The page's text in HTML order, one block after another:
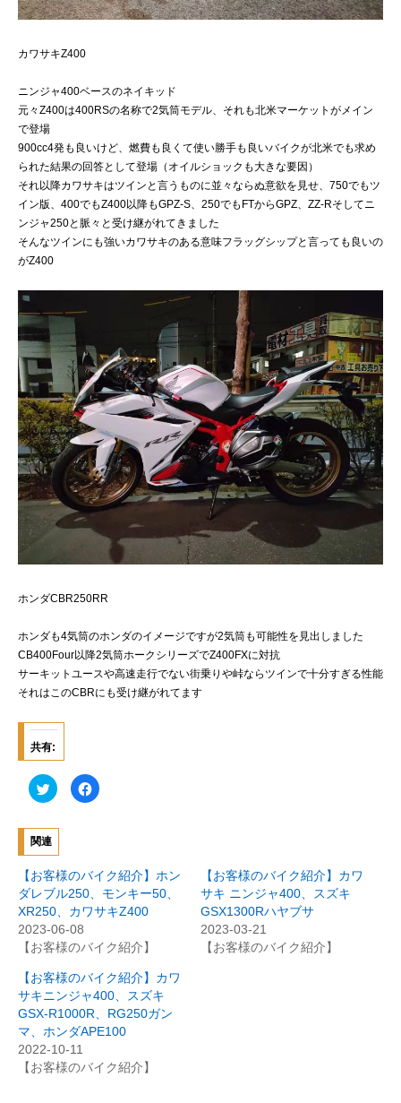
カワサキZ400
ニンジャ400ベースのネイキッド
元々Z400は400RSの名称で2気筒モデル、それも北米マーケットがメイン
で登場
900cc4発も良いけど、燃費も良くて使い勝手も良いバイクが北米でも求め
られた結果の回答として登場（オイルショックも大きな要因）
それ以降カワサキはツインと言うものに並々ならぬ意欲を見せ、750でもツ
イン版、400でもZ400以降もGPZ-S、250でもFTからGPZ、ZZ-Rそしてニ
ンジャ250と脈々と受け継がれてきました
そんなツインにも強いカワサキのある意味フラッグシップと言っても良いの
がZ400
ホンダCBR250RR
ホンダも4気筒のホンダのイメージですが2気筒も可能性を見出しました
CB400Four以降2気筒ホークシリーズでZ400FXに対抗
サーキットユースや高速走行でない街乗りや峠ならツインで十分すぎる性能
それはこのCBRにも受け継がれてます
共有:
ク
リ
し
て
T
w
i
t
t
e
r
で
共
有
(
新
し
い
ウ
ィ
ン
ド
ウ
で
開
き
F
a
で
共
有
す
る
ク
リ
ク
し
て
く
だ
さ
新
し
関連
【お客様のバイク紹介】ホン
ダレブル250、モンキー50、
XR250、カワサキZ400
2023-06-08
【お客様のバイク紹介】
【お客様のバイク紹介】カワ
サキ ニンジャ400、スズキ
GSX1300Rハヤブサ
2023-03-21
【お客様のバイク紹介】
【お客様のバイク紹介】カワ
サキニンジャ400、スズキ
GSX-R1000R、RG250ガン
マ、ホンダAPE100
2022-10-11
【お客様のバイク紹介】